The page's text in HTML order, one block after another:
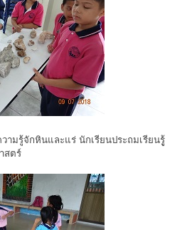
ามรู้จักหินและแร่ นักเรียนประถมเรียนรูู้
สตร์